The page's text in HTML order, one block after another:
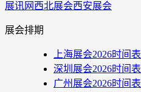
展讯网 西北展会西安展会
展会排期
上海展会2026时间表
深圳展会2026时间表
广州展会2026时间表